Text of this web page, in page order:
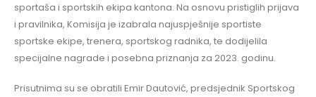
sportaša i sportskih ekipa kantona. Na osnovu pristiglih prijava
i pravilnika, Komisija je izabrala najuspješnije sportiste
sportske ekipe, trenera, sportskog radnika, te dodijelila
specijalne nagrade i posebna priznanja za 2023. godinu.
Prisutnima su se obratili Emir Dautović, predsjednik Sportskog